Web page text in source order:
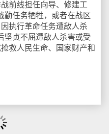
前线担任向导、修建工
勤任务牺牲，或者在战区
执行革命任务遭敌人杀
坚贞不屈遭敌人杀害或受
救人民生命、国家财产和